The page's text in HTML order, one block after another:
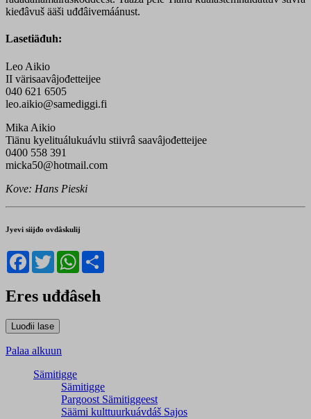
kieđâvuš ääši uđđâivemáánust.
Lasetiäđuh:
Leo Aikio
II värisaavâjođetteijee
040 621 6505
leo.aikio@samediggi.fi
Mika Aikio
Tiänu kyelituálukuávlu stiivrâ saavâjođetteijee
0400 558 391
micka50@hotmail.com
Kove: Hans Pieski
Jyevi siijđo ovdâskulij
Facebook
TwitterWhatsApp
Eres uđđâseh
Palaa alkuun
Sämitigge
Sämitigge
Pargoost Sämitiggeest
Säämi kulttuurkuávdáš Sajos